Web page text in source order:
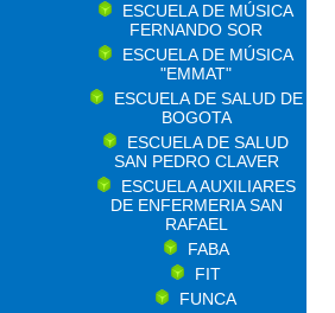
ESCUELA DE MÚSICA
FERNANDO SOR
ESCUELA DE MÚSICA
"EMMAT"
ESCUELA DE SALUD DE
BOGOTA
ESCUELA DE SALUD
SAN PEDRO CLAVER
ESCUELA AUXILIARES
DE ENFERMERIA SAN
RAFAEL
FABA
FIT
FUNCA